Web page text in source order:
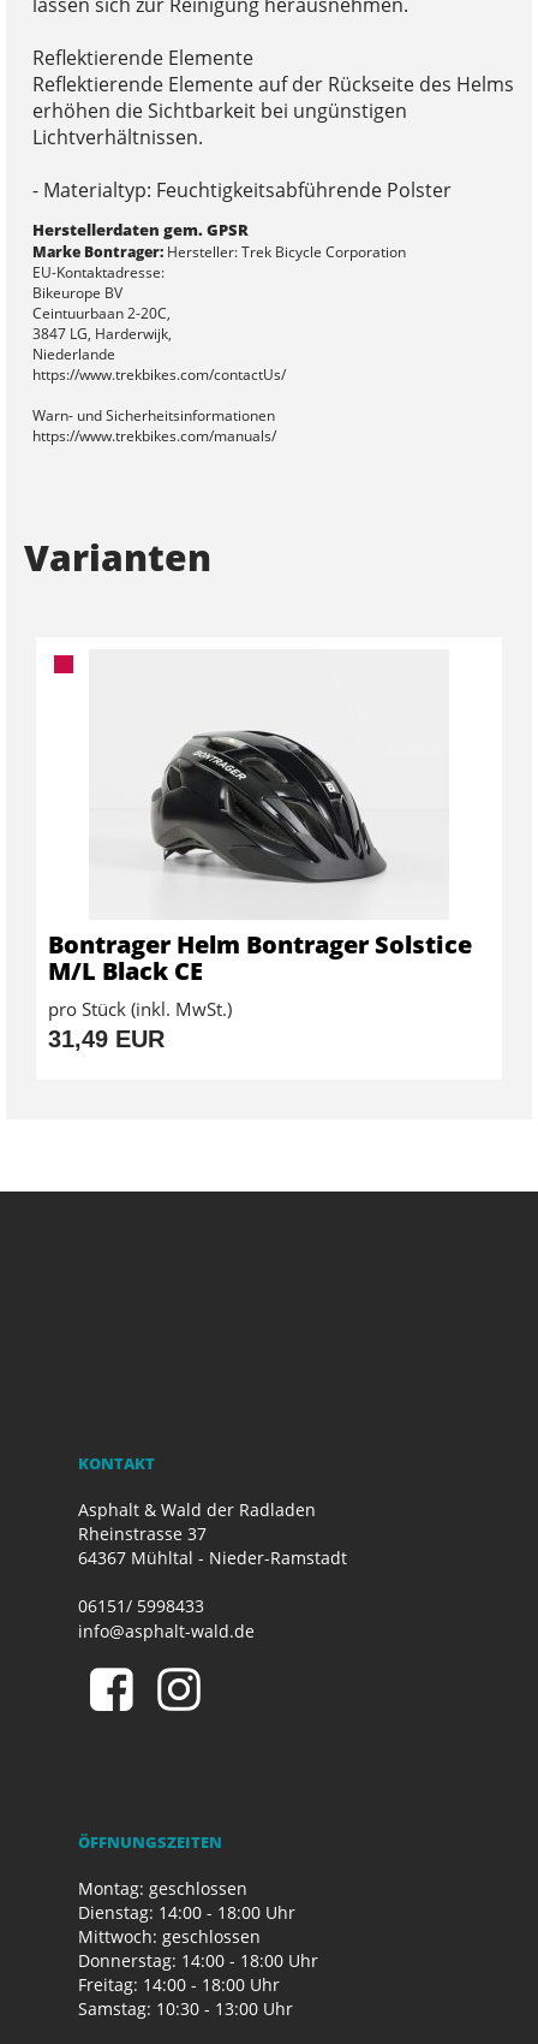
Reflektierende Elemente
Reflektierende Elemente auf der Rückseite des Helms
erhöhen die Sichtbarkeit bei ungünstigen
Lichtverhältnissen.
- Materialtyp: Feuchtigkeitsabführende Polster
Herstellerdaten gem. GPSR
Marke Bontrager:Hersteller: Trek Bicycle Corporation
EU-Kontaktadresse:
Bikeurope BV
Ceintuurbaan 2-20C,
3847 LG, Harderwijk,
Niederlande
https://www.trekbikes.com/contactUs/
Warn- und Sicherheitsinformationen
https://www.trekbikes.com/manuals/
Varianten
Bontrager Helm Bontrager Solstice
M/L Black CE
pro Stück (inkl. MwSt.)
31,49 EUR
KONTAKT
Asphalt & Wald der Radladen
Rheinstrasse 37
64367 Mühltal - Nieder-Ramstadt
06151/ 5998433
info@asphalt-wald.de
ÖFFNUNGSZEITEN
Montag: geschlossen
Dienstag: 14:00 - 18:00 Uhr
Mittwoch: geschlossen
Donnerstag: 14:00 - 18:00 Uhr
Freitag: 14:00 - 18:00 Uhr
Samstag: 10:30 - 13:00 Uhr